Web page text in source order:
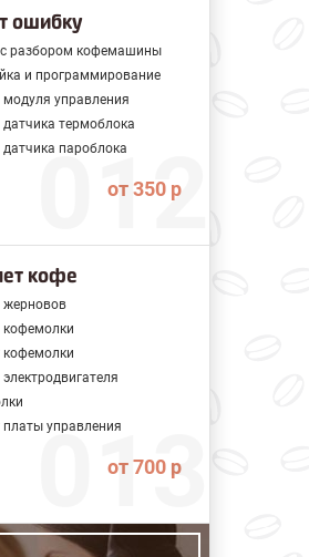
ошибку
с разбором кофемашины
и программирование
управления
термоблока
пароблока
от 350 р
кофе
жерновов
кофемолки
платы управления
от 700 р